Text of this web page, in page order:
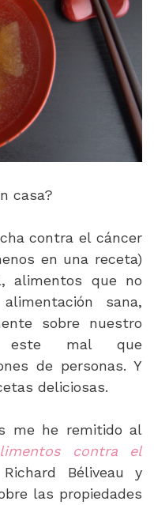
casa?
contra el cáncer
en una receta)
alimentos que no
sana,
sobre nuestro
este mal que
de personas. Y
deliciosas.
me he remitido al
contra el
Béliveau y
las propiedades